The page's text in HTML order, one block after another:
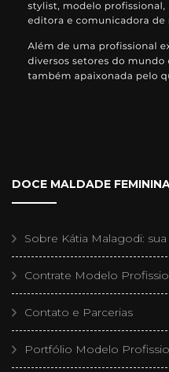
DOCE MALDADE
Sobre Kátia Malagodi:
Contrate Modelo
Contato e Parcerias
Portfólio Modelo